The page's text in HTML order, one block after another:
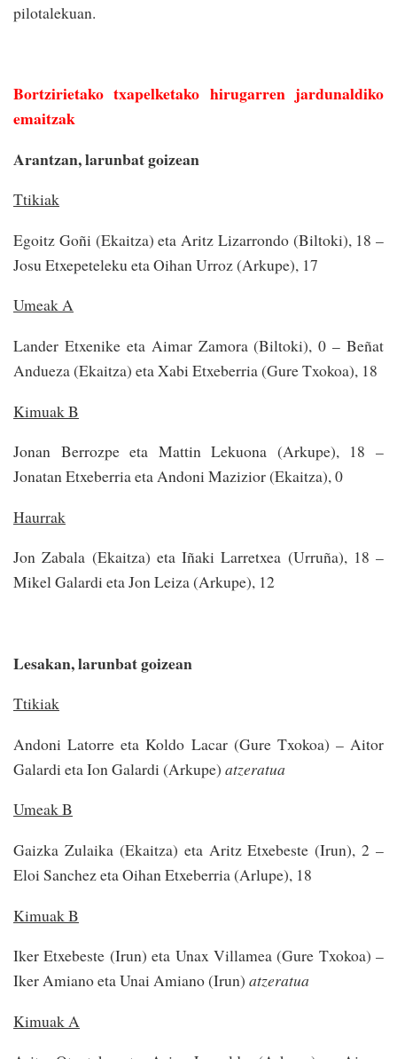
pilotalekuan.
Bortzirietako txapelketako hirugarren jardunaldiko
emaitzak
Arantzan, larunbat goizean
Ttikiak
Egoitz Goñi (Ekaitza) eta Aritz Lizarrondo (Biltoki), 18 –
Josu Etxepeteleku eta Oihan Urroz (Arkupe), 17
Umeak A
Lander Etxenike eta Aimar Zamora (Biltoki), 0 – Beñat
Andueza (Ekaitza) eta Xabi Etxeberria (Gure Txokoa), 18
Kimuak B
Jonan Berrozpe eta Mattin Lekuona (Arkupe), 18 –
Jonatan Etxeberria eta Andoni Mazizior (Ekaitza), 0
Haurrak
Jon Zabala (Ekaitza) eta Iñaki Larretxea (Urruña), 18 –
Mikel Galardi eta Jon Leiza (Arkupe), 12
Lesakan, larunbat goizean
Ttikiak
Andoni Latorre eta Koldo Lacar (Gure Txokoa) – Aitor
Galardi eta Ion Galardi (Arkupe) atzeratua
Umeak B
Gaizka Zulaika (Ekaitza) eta Aritz Etxebeste (Irun), 2 –
Eloi Sanchez eta Oihan Etxeberria (Arlupe), 18
Kimuak B
Iker Etxebeste (Irun) eta Unax Villamea (Gure Txokoa) –
Iker Amiano eta Unai Amiano (Irun) atzeratua
Kimuak A